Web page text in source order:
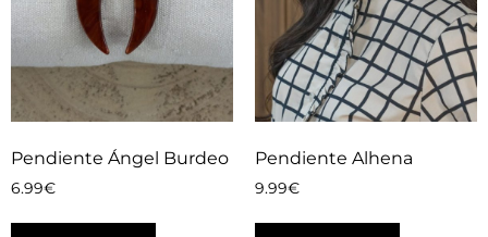
Pendiente Ángel Burdeo
6.99€
Pendiente Alhena
9.99€